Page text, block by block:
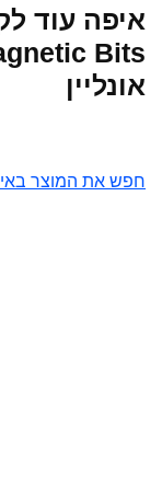
Bits
אונליין
חפש את המוצר